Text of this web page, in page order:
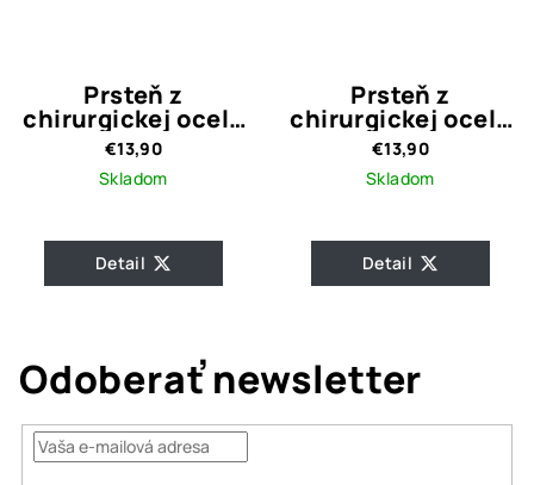
Prsteň z
chirurgickej ocele
Crystal
€13,90
Skladom
Detail
Prsteň z
chirurgickej ocele
Abby Silver
€13,90
Skladom
Detail
Odoberať newsletter